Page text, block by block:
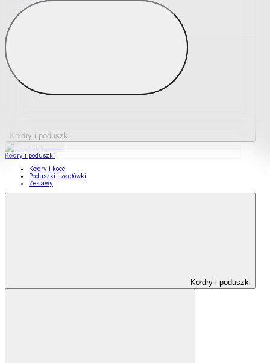
Podkładki na materace
Materace nawierzchniowe
Kołdry i poduszki
Kołdry i poduszki
Kołdry i koce
Poduszki i zagłówki
Zestawy
Kołdry i poduszki